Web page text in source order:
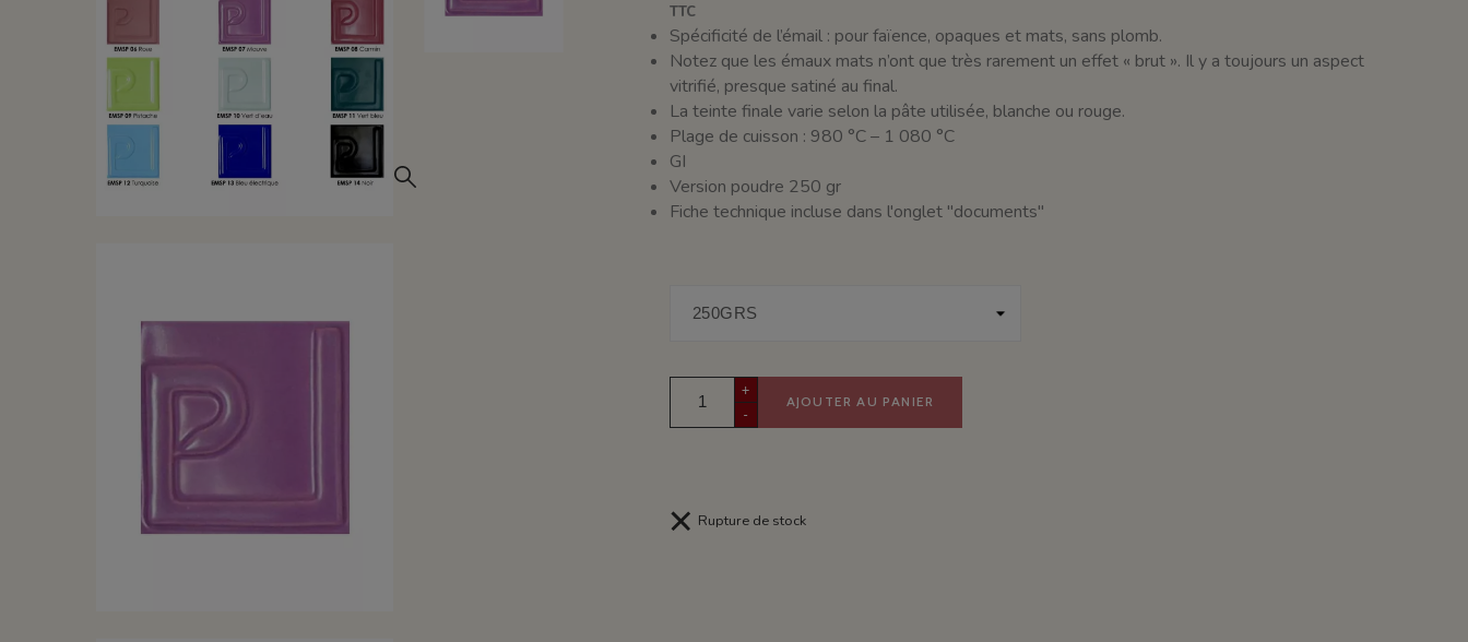
TTC
Spécificité de l’émail : pour faïence, opaques et mats, sans plomb.
Notez que les émaux mats n’ont que très rarement un effet « brut ». Il y a toujours un aspect
vitrifié, presque satiné au final.
La teinte finale varie selon la pâte utilisée, blanche ou rouge.
Plage de cuisson : 980 °C – 1 080 °C
GI
Version poudre 250 gr
Fiche technique incluse dans l'onglet "documents"
+
-
AJOUTER AU PANIER
Rupture de stock